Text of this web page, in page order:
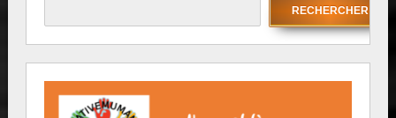
RECHERCHER